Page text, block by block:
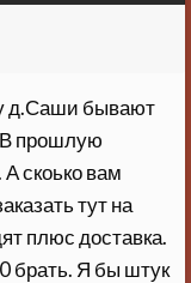
д.Саши бывают
прошлую
скоько вам
тут на
плюс доставка.
брать. Я бы штук